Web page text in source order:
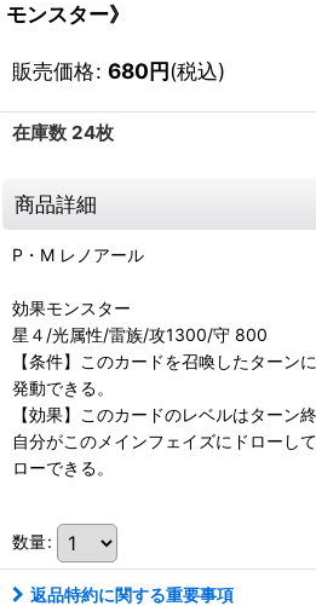
モンスター》
販売価格: 680円(税込)
在庫数 24枚
商品詳細
P・M レノアール
効果モンスター
星４/光属性/雷族/攻1300/守 800
【条件】このカードを召喚したターン
発動できる。
【効果】このカードのレベルはターン
自分がこのメインフェイズにドローし
ローできる。
数量:
返品特約に関する重要事項